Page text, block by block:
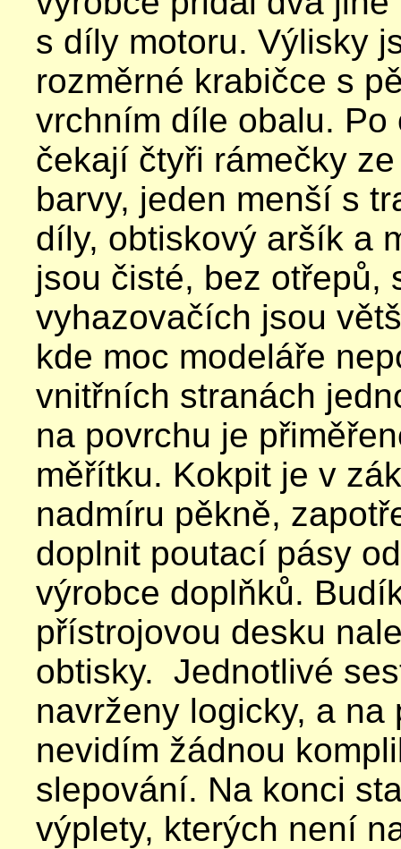
s díly motoru. Výlisky
rozměrné krabičce s
vrchním díle obalu. Po
čekají čtyři rámečky
barvy, jeden menší s
díly, obtiskový aršík a
jsou čisté, bez otřepů,
vyhazovačích jsou
kde moc modeláře
vnitřních stranách
na povrchu je
měřítku. Kokpit je v
nadmíru pěkně,
doplnit poutací pásy
výrobce doplňků.
přístrojovou desku
obtisky. Jednotlivé
navrženy logicky, a na
nevidím žádnou
slepování. Na konci
výplety, kterých není